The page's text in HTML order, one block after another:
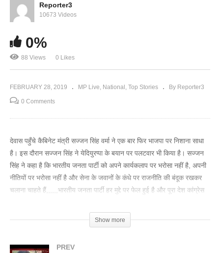
प्रभारी मंत्री तरुण भनोट गुरूवार को पहुंचे नरसिंहपुर
Reporter3
10673 Videos
0%
88 Views 0 Likes
FEBRUARY 28, 2019 MP Live National Top Stories By Reporter3
0 Comments
देवास पहुँचे कैबिनेट मंत्री सज्जन सिंह वर्मा ने एक बार फिर भाजपा पर निशाना साधा
है। इस दौरान सज्जन सिंह ने येदियुरप्पा के बयान पर पलटवार भी किया है। सज्जन
सिंह ने कहा है कि भारतीय जनता पार्टी को अपने कार्यकलाप पर भरोसा नहीं है, अपनी
नीतियों पर भरोसा नहीं है और सेना के जवानों के कंधे पर राजनीति की बंदूक रखकर
चलाना चाहते हैं,,,,,,भारतीय जनता पार्टी हर मुद्दे पर फेल हुई है और पूरा देश कांग्रेस
Show more
PREV